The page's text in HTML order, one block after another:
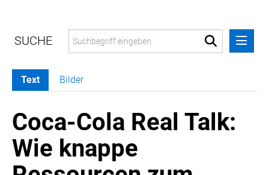
MELDUNGEN
COCA-COLA
COCA-COLA HBC ÖSTERREICH
Nemiroff
Padre Azul
Text Bilder
Coca-Cola Real Talk:
Wie knappe